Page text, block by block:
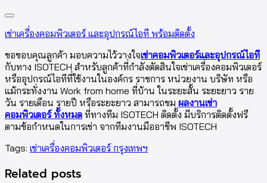
เช่าเครื่องคอมพิวเตอร์ และอุปกรณ์ไอที พร้อมติดตั้ง
ขอขอบคุณลูกค้า มอบความไว้วางใจเช่าคอมพิวเตอร์และอุปกรณ์ไอที
กับทาง ISOTECH สำหรับลูกค้าที่กำลังตัดสินใจเช่าเครื่องคอมพิวเตอร์
หรืออุปกรณ์ไอทีที่ใช้งานในองค์กร ราชการ หน่วยงาน บริษัท หรือ
แม้กระทั่งงาน Work from home ที่บ้าน ในระยะสั้น ระยะยาว ราย
วัน รายเดือน รายปี หรือระยะยาว สามารถชม ผลงานเช่า
คอมพิวเตอร์ ทั้งหมด ที่ทางทีม ISOTECH ติดตั้ง มีบริการติดตั้งฟรี
ตามข้อกำหนดในการเช่า จากทีมงานมืออาชีพ ISOTECH
Tags: เช่าเครื่องคอมพิวเตอร์ กรุงเทพฯ
Related posts